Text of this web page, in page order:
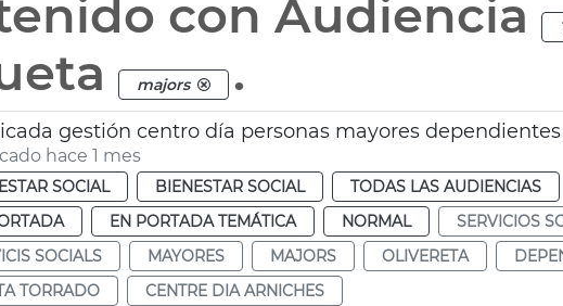
con Audiencia
majors .
gestión centro día personas mayores
hace 1 mes
SOCIAL BIENESTAR SOCIAL TODAS LAS AUDIENCIAS
EN PORTADA TEMÁTICA NORMAL
SERVICIOS
SOCIALS
MAYORES MAJORS OLIVERETA
TORRADO
CENTRE DIA ARNICHES